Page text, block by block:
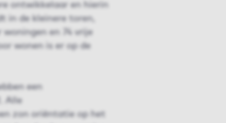
ontwikkelaar en hierin
in de kleinere toren,
woningen en 74 vrije
wonen is er op de
een
Alle
zon oriëntatie op het